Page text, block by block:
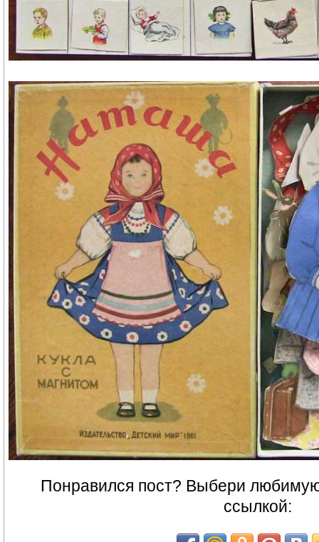
Понравился пост? Выбери
ссылкой: